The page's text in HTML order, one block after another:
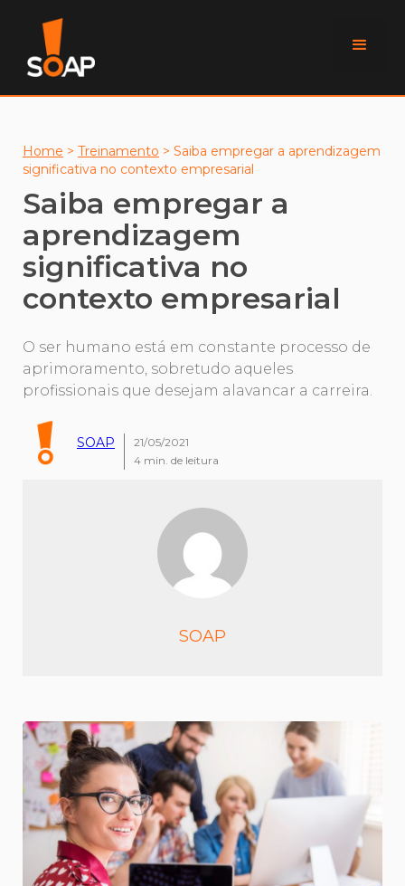
Home > Treinamento > Saiba empregar a aprendizagem
significativa no contexto empresarial
Saiba empregar a
aprendizagem
significativa no
contexto empresarial
O ser humano está em constante processo de
aprimoramento, sobretudo aqueles
profissionais que desejam alavancar a carreira.
SOAP
21/05/2021
4 min. de leitura
SOAP